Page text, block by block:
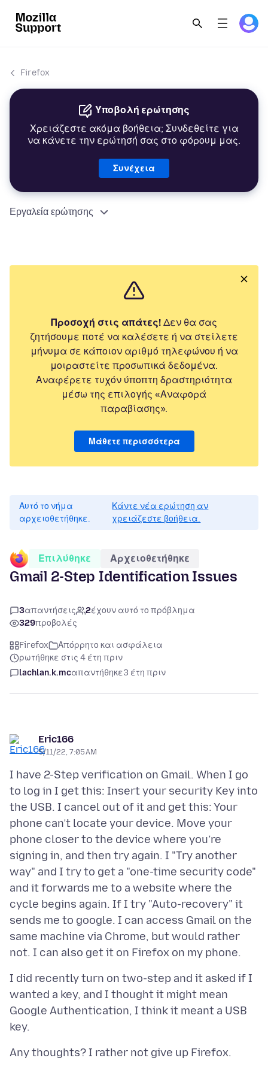
Firefox
Υποβολή ερώτησης
Χρειάζεστε ακόμα βοήθεια; Συνδεθείτε για
να κάνετε την ερώτησή σας στο φόρουμ μας.
Συνέχεια
Εργαλεία ερώτησης
Προσοχή στις απάτες! Δεν θα σας
ζητήσουμε ποτέ να καλέσετε ή να στείλετε
μήνυμα σε κάποιον αριθμό τηλεφώνου ή να
μοιραστείτε προσωπικά δεδομένα.
Αναφέρετε τυχόν ύποπτη δραστηριότητα
μέσω της επιλογής «Αναφορά
παραβίασης».
Μάθετε περισσότερα
Αυτό το νήμα
αρχειοθετήθηκε.
Κάντε νέα ερώτηση αν
χρειάζεστε βοήθεια.
Επιλύθηκε Αρχειοθετήθηκε
Gmail 2-Step Identification Issues
3απαντήσεις 2έχουν αυτό το πρόβλημα
329προβολές
Firefox
Απόρρητο και ασφάλεια
ρωτήθηκε στις 4 έτη πριν
lachlan.k.mcαπαντήθηκε3 έτη πριν
Eric166
5/11/22, 7:05 AM
I have 2-Step verification on Gmail. When I go
to log in I get this: Insert your security Key into
the USB. I cancel out of it and get this: Your
phone can’t locate your device. Move your
phone closer to the device where you’re
signing in, and then try again. I "Try another
way" and I try to get a "one-time security code"
and it forwards me to a website where the
cycle begins again. If I try "Auto-recovery" it
sends me to google. I can access Gmail on the
same machine via Chrome, but would rather
I did recently turn on two-step and it asked if I
wanted a key, and I thought it might mean
Google Authentication, I think it meant a USB